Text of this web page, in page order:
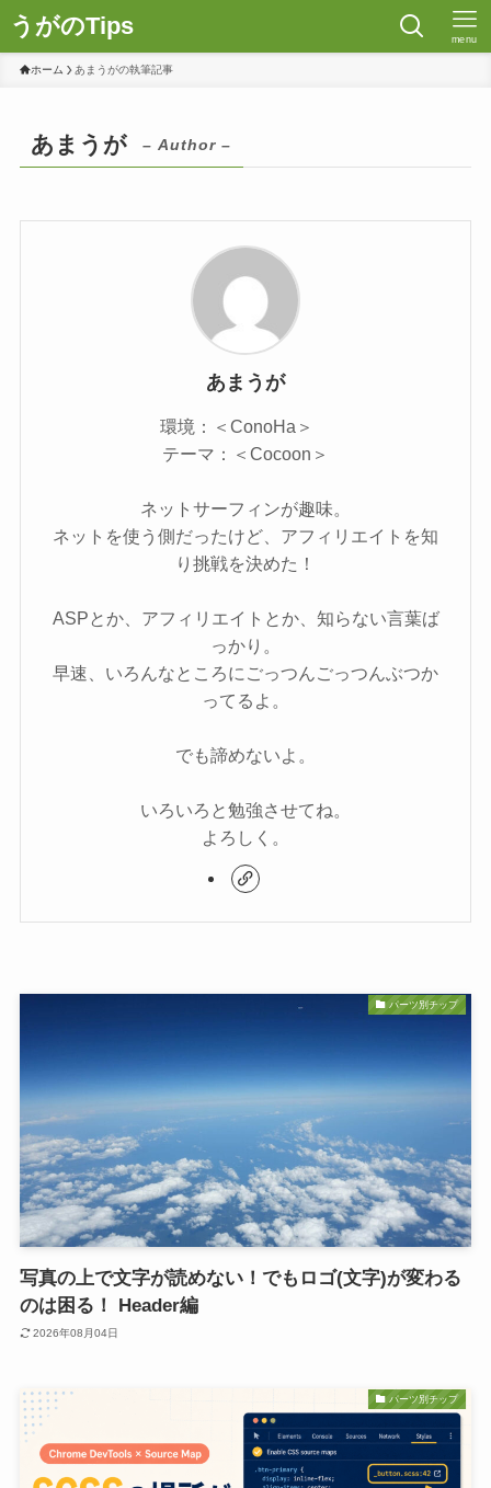
うがのTips menu
ホーム あまうがの執筆記事
あまうが – Author –
あまうが
環境：＜ConoHa＞
テーマ：＜Cocoon＞
ネットサーフィンが趣味。
ネットを使う側だったけど、アフィリエイトを知
り挑戦を決めた！
ASPとか、アフィリエイトとか、知らない言葉ば
っかり。
早速、いろんなところにごっつんごっつんぶつか
ってるよ。
でも諦めないよ。
いろいろと勉強させてね。
よろしく。
パーツ別チップ
写真の上で文字が読めない！でもロゴ(文字)が変わる
のは困る！ Header編
2026年08月04日
パーツ別チップ